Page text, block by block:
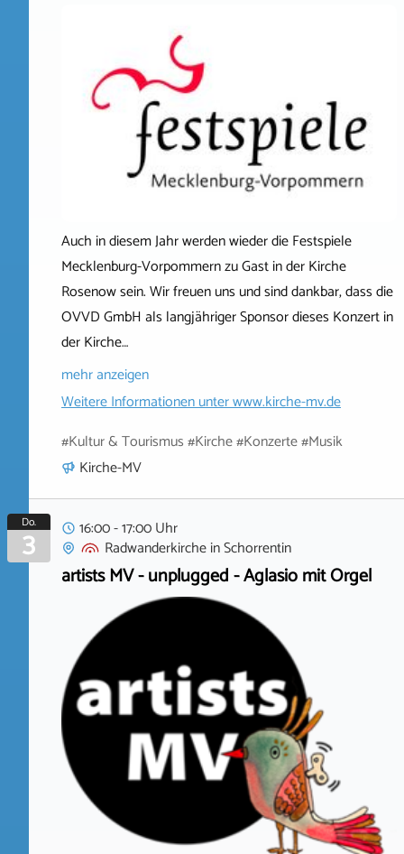
Auch in diesem Jahr werden wieder die Festspiele
Mecklenburg-Vorpommern zu Gast in der Kirche
Rosenow sein. Wir freuen uns und sind dankbar, dass die
OVVD GmbH als langjähriger Sponsor dieses Konzert in
der Kirche…
mehr anzeigen
Weitere Informationen unterwww.kirche-mv.de
#Kultur & Tourismus #Kirche #Konzerte #Musik
Kirche-MV
Do.
3
16:00 - 17:00 Uhr
RadwanderkircheinSchorrentin
artists MV - unplugged - Aglasio mit Orgel